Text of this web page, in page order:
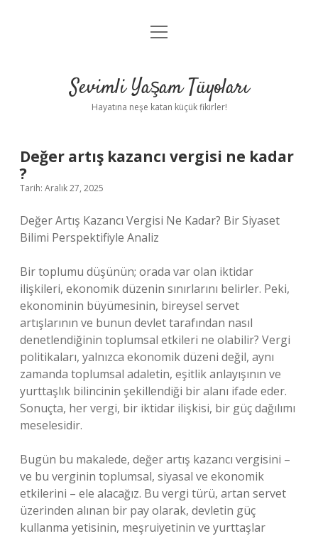
Anasayfa
Yasal Uyarı
menüyü
Sevimli Yaşam Tüyoları
Hayatına neşe katan küçük fikirler!
Değer artış kazancı vergisi ne kadar
?
Tarih: Aralık 27, 2025
Değer Artış Kazancı Vergisi Ne Kadar? Bir Siyaset
Bilimi Perspektifiyle Analiz
Bir toplumu düşünün; orada var olan iktidar
ilişkileri, ekonomik düzenin sınırlarını belirler. Peki,
ekonominin büyümesinin, bireysel servet
artışlarının ve bunun devlet tarafından nasıl
denetlendiğinin toplumsal etkileri ne olabilir? Vergi
politikaları, yalnızca ekonomik düzeni değil, aynı
zamanda toplumsal adaletin, eşitlik anlayışının ve
yurttaşlık bilincinin şekillendiği bir alanı ifade eder.
Sonuçta, her vergi, bir iktidar ilişkisi, bir güç dağılımı
meselesidir.
Bugün bu makalede, değer artış kazancı vergisini –
ve bu verginin toplumsal, siyasal ve ekonomik
etkilerini – ele alacağız. Bu vergi türü, artan servet
üzerinden alınan bir pay olarak, devletin güç
kullanma yetisinin, meşruiyetinin ve yurttaşlar